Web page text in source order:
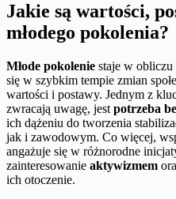
Jakie są wartości,
młodego pokolenia?
Młode pokolenie staje w
się w szybkim tempie zmian
wartości i postawy. Jednym z
zwracają uwagę, jest potrzeba
ich dążeniu do tworzenia
jak i zawodowym. Co więcej,
angażuje się w różnorodne
zainteresowanie aktywizmem
ich otoczenie.